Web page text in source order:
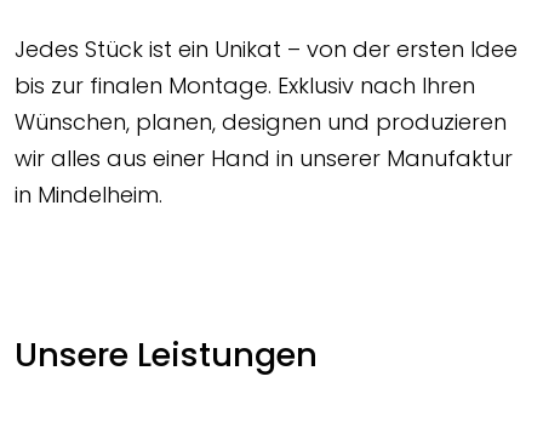
Jedes Stück ist ein Unikat – von der ersten Idee
bis zur finalen Montage. Exklusiv nach Ihren
Wünschen, planen, designen und produzieren
wir alles aus einer Hand in unserer Manufaktur
in Mindelheim.
Unsere Leistungen